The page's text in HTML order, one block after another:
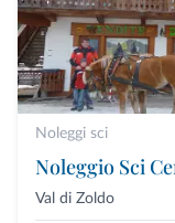
Noleggi sci
Noleggio Sci
Val di Zoldo